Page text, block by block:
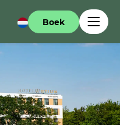
Boek